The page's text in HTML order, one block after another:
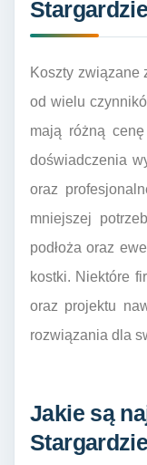
Stargardzie
Koszty związane
od wielu
mają różną
doświadczenia
oraz
mniejszej
podłoża oraz
kostki. Niektóre
oraz projektu
rozwiązania dla
Jakie są
Stargardzie